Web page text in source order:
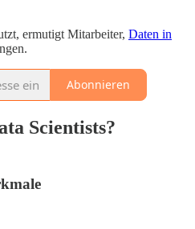
ermutigt Mitarbeiter, Daten in
Abonnieren
Scientists?